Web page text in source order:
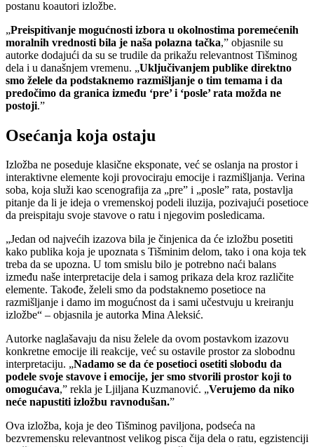
postanu koautori izložbe.
„Preispitivanje mogućnosti izbora u okolnostima poremećenih
moralnih vrednosti bila je naša polazna tačka,” objasnile su
autorke dodajući da su se trudile da prikažu relevantnost Tišminog
dela i u današnjem vremenu. „Uključivanjem publike direktno
smo želele da podstaknemo razmišljanje o tim temama i da
predočimo da granica između ‘pre’ i ‘posle’ rata možda ne
postoji.”
Osećanja koja ostaju
Izložba ne poseduje klasične eksponate, već se oslanja na prostor i
interaktivne elemente koji provociraju emocije i razmišljanja. Verina
soba, koja služi kao scenografija za „pre” i „posle” rata, postavlja
pitanje da li je ideja o vremenskoj podeli iluzija, pozivajući posetioce
da preispitaju svoje stavove o ratu i njegovim posledicama.
„Jedan od najvećih izazova bila je činjenica da će izložbu posetiti
kako publika koja je upoznata s Tišminim delom, tako i ona koja tek
treba da se upozna. U tom smislu bilo je potrebno naći balans
između naše interpretacije dela i samog prikaza dela kroz različite
elemente. Takođe, želeli smo da podstaknemo posetioce na
razmišljanje i damo im mogućnost da i sami učestvuju u kreiranju
izložbe“ – objasnila je autorka Mina Aleksić.
Autorke naglašavaju da nisu želele da ovom postavkom izazovu
konkretne emocije ili reakcije, već su ostavile prostor za slobodnu
interpretaciju. „Nadamo se da će posetioci osetiti slobodu da
podele svoje stavove i emocije, jer smo stvorili prostor koji to
omogućava,” rekla je Ljiljana Kuzmanović. „Verujemo da niko
neće napustiti izložbu ravnodušan.”
Ova izložba, koja je deo Tišminog paviljona, podseća na
bezvremensku relevantnost velikog pisca čija dela o ratu, egzistenciji